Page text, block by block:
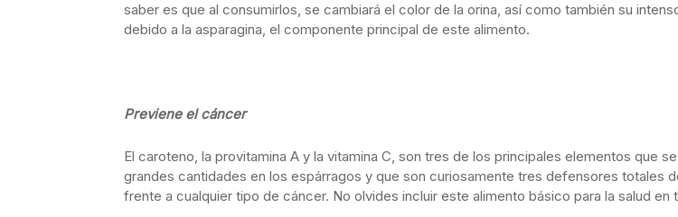
saber es que al consumirlos, se cambiará el color de la orina, así como también su
debido a la asparagina, el componente principal de este alimento.
Previene el cáncer
El caroteno, la provitamina A y la vitamina C, son tres de los principales elementos que
grandes cantidades en los espárragos y que son curiosamente tres defensores totales
frente a cualquier tipo de cáncer. No olvides incluir este alimento básico para la salud en